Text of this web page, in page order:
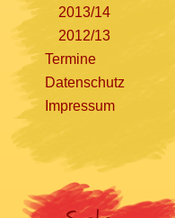
2013/14
2012/13
Termine
Datenschutz
Impressum